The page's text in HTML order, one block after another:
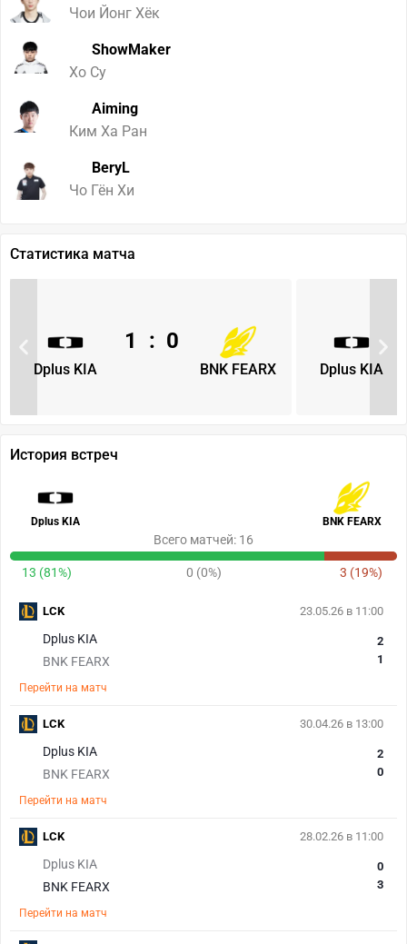
Чои Йонг Хёк
ShowMaker
Хо Су
Aiming
Ким Ха Ран
BeryL
Чо Гён Хи
Статистика матча
Dplus KIA BNK FEARX
1 : 0
Dplus KIA
История встреч
Dplus KIA BNK FEARX
Всего матчей: 16
13 (81%) 0 (0%) 3 (19%)
23.05.26 в 11:00
Dplus KIA
BNK FEARX
2
1
Перейти на матч
LCK
30.04.26 в 13:00
Dplus KIA
BNK FEARX
2
0
Перейти на матч
LCK
28.02.26 в 11:00
Dplus KIA
BNK FEARX
0
3
Перейти на матч
LCK